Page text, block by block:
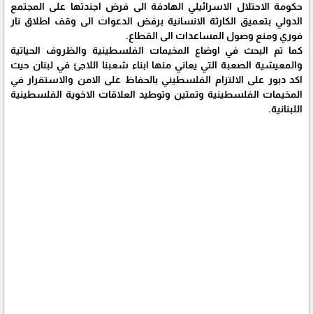
حكومة الاحتلال الاسرائيلي الهادفة الى فرض اجندتها على المجتمع
الدولي بتعميق الكارثة الانسانية برفض الدعوات الى وقف اطلاق نار
فوري ومنع وصول المساعدات الى القطاع.
كما تم البحث في اوضاع المخيمات الفلسطينية والظروف الحياتية
والمعيشية الصعبة التي يعاني منها ابناء شعبنا اللاجئ في لبنان حيث
اكد دبور على الالتزام الفلسطيني بالحفاظ على الامن والاستقرار في
المخيمات الفلسطينية وتمتين وتوطيد العلاقات الاخوية الفلسطينية
اللبنانية.